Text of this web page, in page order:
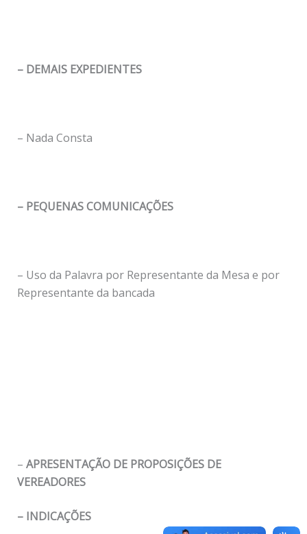
– DEMAIS EXPEDIENTES
– Nada Consta
– PEQUENAS COMUNICAÇÕES
– Uso da Palavra por Representante da Mesa e por
Representante da bancada
– APRESENTAÇÃO DE PROPOSIÇÕES DE
VEREADORES
– INDICAÇÕES